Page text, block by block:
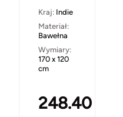
Kraj: Indie
Materiał:
Bawełna
Wymiary:
170 x 120
cm
248.40